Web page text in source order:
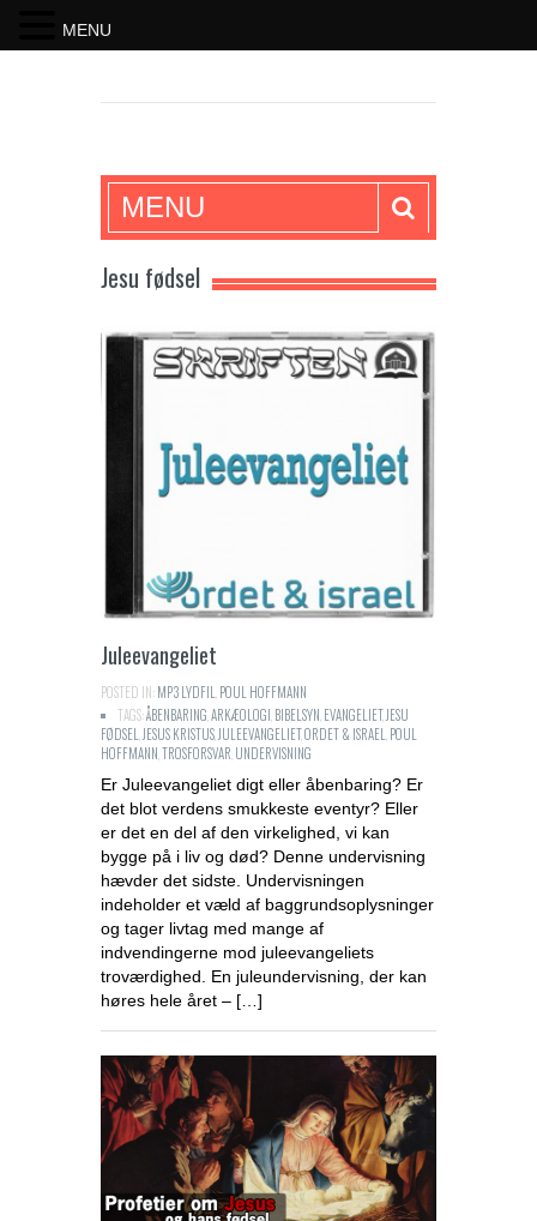
SKRIFTEN
MENU
Jesu fødsel
Juleevangeliet
POSTED IN:MP3 LYDFIL,POUL HOFFMANN
TAGS:ÅBENBARING,ARKÆOLOGI,BIBELSYN,EVANGELIET,JESU
FØDSEL,JESUS KRISTUS,JULEEVANGELIET,ORDET & ISRAEL,POUL
HOFFMANN,TROSFORSVAR,UNDERVISNING
Er Juleevangeliet digt eller åbenbaring? Er
det blot verdens smukkeste eventyr? Eller
er det en del af den virkelighed, vi kan
bygge på i liv og død? Denne undervisning
hævder det sidste. Undervisningen
indeholder et væld af baggrundsoplysninger
og tager livtag med mange af
indvendingerne mod juleevangeliets
troværdighed. En juleundervisning, der kan
høres hele året – […]
MENU